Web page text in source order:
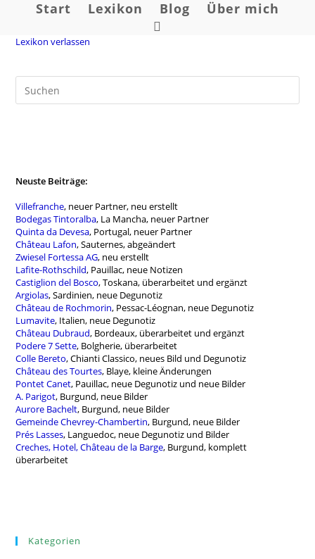
Start Lexikon Blog Über mich
Website-
Lexikon verlassen
Neuste Beiträge:
Villefranche, neuer Partner, neu erstellt
Bodegas Tintoralba, La Mancha, neuer Partner
Quinta da Devesa, Portugal, neuer Partner
Château Lafon, Sauternes, abgeändert
Zwiesel Fortessa AG, neu erstellt
Lafite-Rothschild, Pauillac, neue Notizen
Castiglion del Bosco, Toskana, überarbeitet und ergänzt
Argiolas, Sardinien, neue Degunotiz
Château de Rochmorin, Pessac-Léognan, neue Degunotiz
Lumavite, Italien, neue Degunotiz
Château Dubraud, Bordeaux, überarbeitet und ergänzt
Podere 7 Sette, Bolgherie, überarbeitet
Colle Bereto, Chianti Classico, neues Bild und Degunotiz
Château des Tourtes, Blaye, kleine Änderungen
Pontet Canet, Pauillac, neue Degunotiz und neue Bilder
A. Parigot, Burgund, neue Bilder
Aurore Bachelt, Burgund, neue Bilder
Gemeinde Chevrey-Chambertin, Burgund, neue Bilder
Prés Lasses, Languedoc, neue Degunotiz und Bilder
Creches, Hotel, Château de la Barge, Burgund, komplett
überarbeitet
Kategorien